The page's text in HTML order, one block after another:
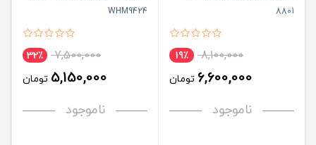
8801
8,100,000 19٪
6,600,000 تومان
ناموجود
WHM9424
7,500,000 32٪
5,150,000 تومان
ناموجود